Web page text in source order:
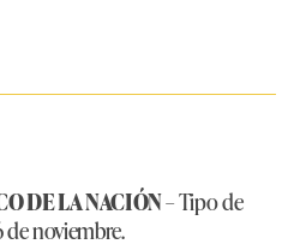
DE LA NACIÓN– Tipo de
noviembre.